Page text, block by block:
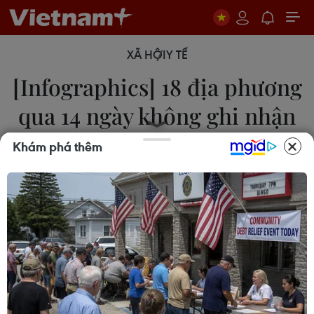
XÃ HỘIY TẾ
[Infographics] 18 địa phương
qua 14 ngày không ghi nhận
ca COVID-19
22/09/2021 01:47
Tính hết ngày 21/9, có 18 trong tổng số 62 địa
phương đã qua 14 ngày không ghi nhận ca mắc
mới COVID-19 trong nước.
Khám phá thêm